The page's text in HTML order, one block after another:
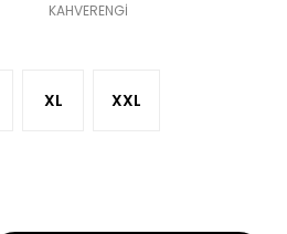
KAHVERENGİ
XL XXL